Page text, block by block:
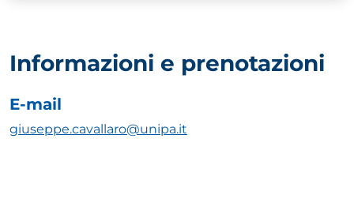
Informazioni e prenotazioni
E-mail
giuseppe.cavallaro@unipa.it